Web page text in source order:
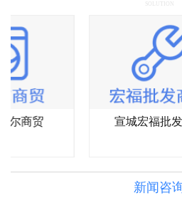
SOLUTION
尔商贸 宣城宏福批
新闻咨